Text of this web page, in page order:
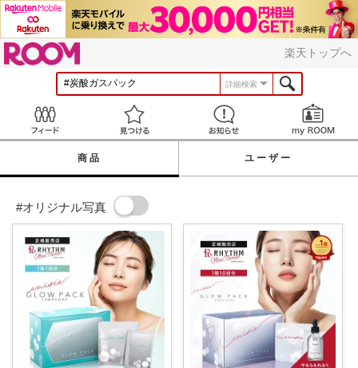
楽天トップへ
詳細検索
見つける お知らせ
商品 ユーザー
#オリジナル写真